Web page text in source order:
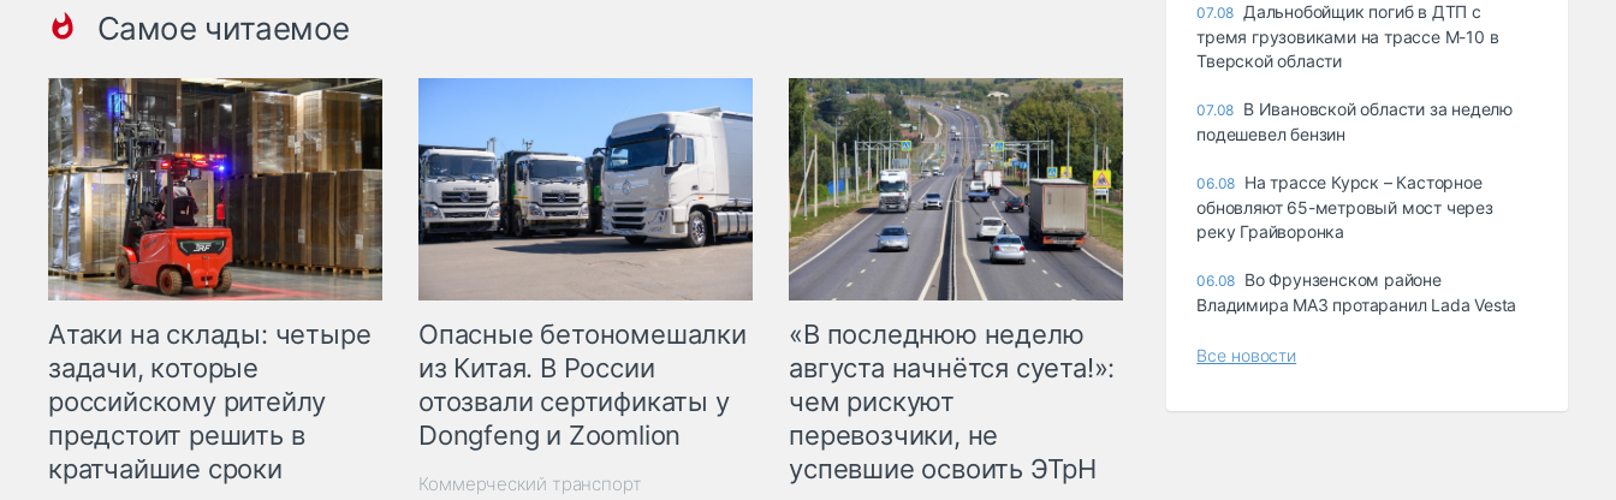
Самое читаемое
Атаки на склады: четыре
задачи, которые
российскому ритейлу
предстоит решить в
кратчайшие сроки
Опасные бетономешалки
из Китая. В России
отозвали сертификаты у
Dongfeng и Zoomlion
Коммерческий транспорт
«В последнюю неделю
августа начнётся суета!»:
чем рискуют
перевозчики, не
успевшие освоить ЭТрН
07.08 Дальнобойщик погиб в ДТП с
тремя грузовиками на трассе М-10 в
Тверской области
07.08 В Ивановской области за неделю
подешевел бензин
06.08 На трассе Курск – Касторное
обновляют 65-метровый мост через
реку Грайворонка
06.08 Во Фрунзенском районе
Владимира МАЗ протаранил Lada Vesta
Все новости